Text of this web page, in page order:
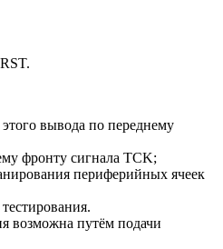
вывода по переднему
фронту сигнала TCK;
периферийных ячеек
возможна путём подачи